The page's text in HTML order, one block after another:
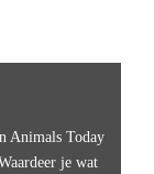
Animals Today
je wat